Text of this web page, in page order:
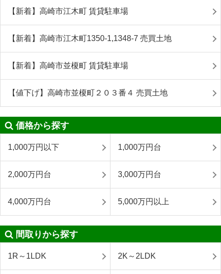
【新着】高崎市江木町 賃貸駐車場
【新着】高崎市江木町1350-1,1348-7 売買土地
【新着】高崎市並榎町 賃貸駐車場
【値下げ】高崎市並榎町２０３番４ 売買土地
価格から探す
1,000万円以下 1,000万円台
2,000万円台 3,000万円台
4,000万円台 5,000万円以上
間取りから探す
1R～1LDK 2K～2LDK